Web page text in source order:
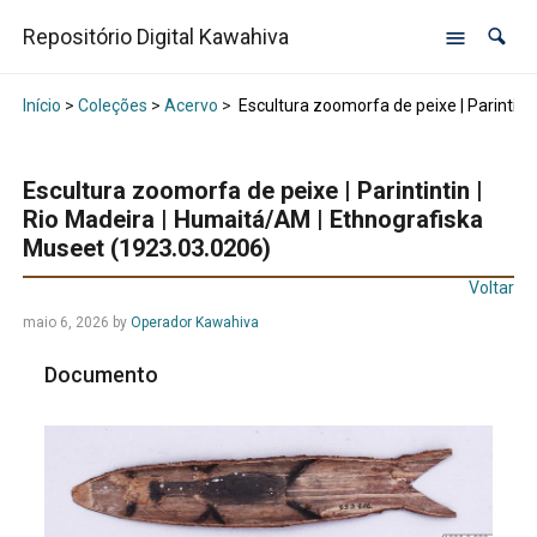
Repositório Digital Kawahiva
Início > Coleções > Acervo > Escultura zoomorfa de peixe |
Escultura zoomorfa de peixe | Parintintin |
Rio Madeira | Humaitá/AM | Ethnografiska
Museet (1923.03.0206)
Voltar
maio 6, 2026 by Operador Kawahiva
Documento